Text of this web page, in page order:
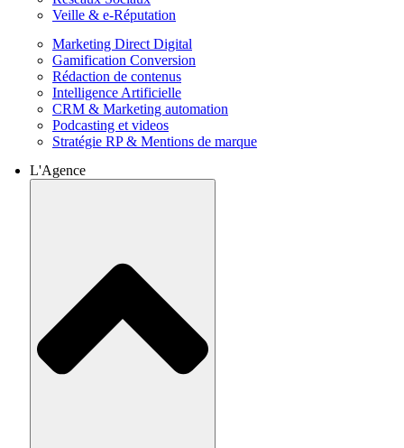
Veille & e-Réputation
Marketing Direct Digital
Gamification Conversion
Rédaction de contenus
Intelligence Artificielle
CRM & Marketing automation
Podcasting et videos
Stratégie RP & Mentions de marque
L'Agence